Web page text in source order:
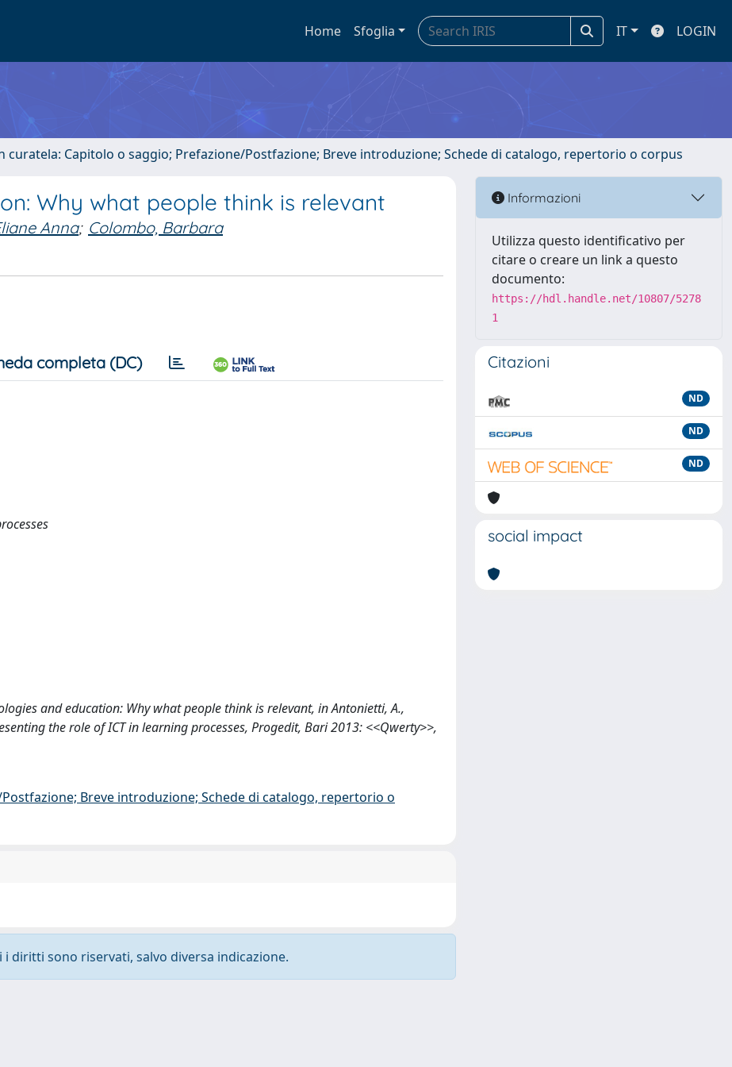
Home Sfoglia IT LOGIN
curatela: Capitolo o saggio; Prefazione/Postfazione; Breve introduzione; Schede di catalogo, repertorio o corpus
Why what people think is relevant
Anna; Colombo, Barbara
completa (DC)
and education: Why what people think is relevant, in Antonietti, A.,
the role of ICT in learning processes, Progedit, Bari 2013: <<Qwerty>>,
Breve introduzione; Schede di catalogo, repertorio o
diritti sono riservati, salvo diversa indicazione.
Informazioni
Utilizza questo identificativo per
citare o creare un link a questo
documento:
https://hdl.handle.net/10807/5278
1
Citazioni
ND
ND
ND
social impact